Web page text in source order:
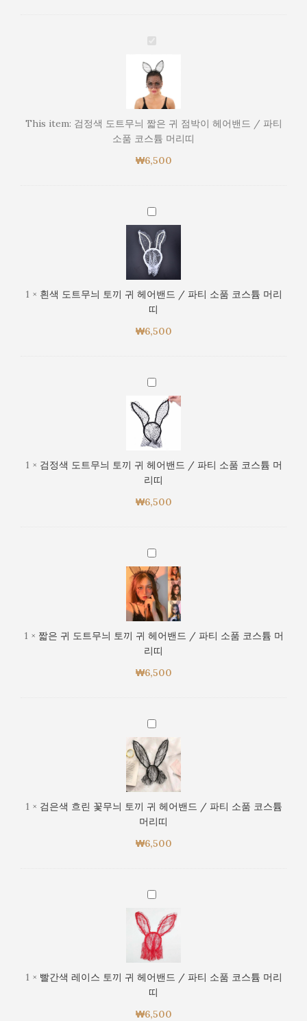
검
색
도
트
늬
짧
은
박
헤
어
밴
드
/
파
티
스
머
리
띠
This item: 검정색 도트무늬 짧은 귀 점박이 헤어밴드 / 파티
소품 코스튬 머리띠
₩6,500
흰
색
도
트
무
토
끼
귀
밴
파
티
소
품
코
스
띠
1 × 흰색 도트무늬 토끼 귀 헤어밴드 / 파티 소품 코스튬 머리
띠
₩6,500
검
색
도
트
늬
토
끼
어
드
/
파
티
소
품
코
리
띠
1 × 검정색 도트무늬 토끼 귀 헤어밴드 / 파티 소품 코스튬 머
리띠
₩6,500
짧
은
귀
도
트
늬
토
끼
어
/
파
티
소
품
코
리
1 × 짧은 귀 도트무늬 토끼 귀 헤어밴드 / 파티 소품 코스튬 머
리띠
₩6,500
검
은
색
흐
린
무
늬
토
헤
밴
드
/
파
티
소
품
1 × 검은색 흐린 꽃무늬 토끼 귀 헤어밴드 / 파티 소품 코스튬
머리띠
₩6,500
빨
색
레
이
토
끼
귀
1 × 빨간색 레이스 토끼 귀 헤어밴드 / 파티 소품 코스튬 머리
띠
₩6,500